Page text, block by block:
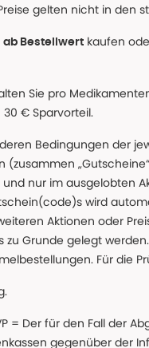
gelten nicht in den
ab Bestellwert kaufen
Sie pro
€ Sparvorteil.
Bedingungen der
nur im ausgelobten
wird
Aktionen oder
Grunde gelegt
Für die
= Der für den Fall der
gegenüber der